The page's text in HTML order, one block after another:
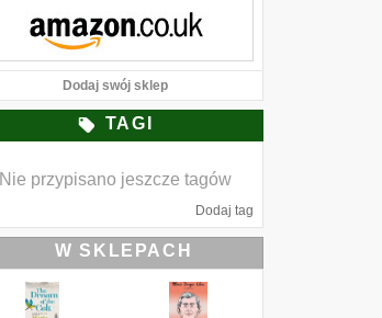
Dodaj swój sklep
TAGI
Nie przypisano jeszcze tagów
Dodaj tag
W SKLEPACH